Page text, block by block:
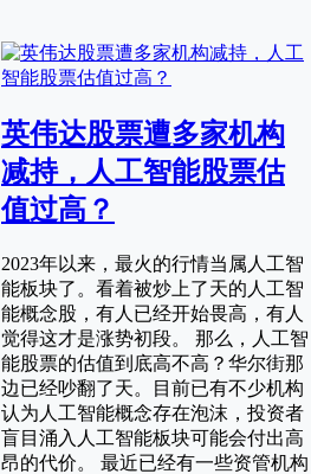
英伟达股票遭多家机构
减持，人工智能股票估
值过高？
2023年以来，最火的行情当属人工智
能板块了。看着被炒上了天的人工智
能概念股，有人已经开始畏高，有人
觉得这才是涨势初段。 那么，人工智
能股票的估值到底高不高？华尔街那
边已经吵翻了天。目前已有不少机构
认为人工智能概念存在泡沫，投资者
盲目涌入人工智能板块可能会付出高
昂的代价。 最近已经有一些资管机构